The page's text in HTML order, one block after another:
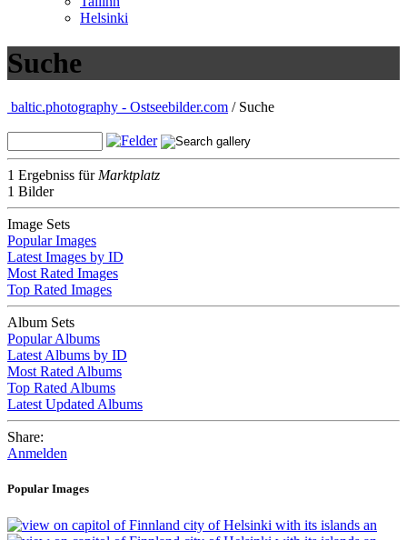
Helsinki
Suche
baltic.photography - Ostseebilder.com / Suche
1 Ergebniss für Marktplatz
1 Bilder
Image Sets
Popular Images
Latest Images by ID
Most Rated Images
Top Rated Images
Album Sets
Popular Albums
Latest Albums by ID
Most Rated Albums
Top Rated Albums
Latest Updated Albums
Share:
Anmelden
Popular Images